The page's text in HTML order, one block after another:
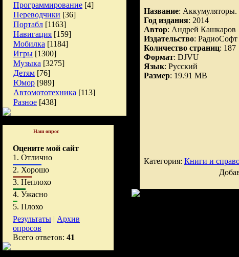
Программирование [4]
Переводчики [36]
Портабл [1163]
Навигация [159]
Мобилка [1184]
Игры [1300]
Музыка [3275]
Детям [76]
Юмор [989]
Автомототехника [113]
Разное [438]
Наш опрос
Оцените мой сайт
1. Отлично
2. Хорошо
3. Неплохо
4. Ужасно
5. Плохо
Результаты | Архив
опросов
Всего ответов: 41
Название:
Год издания: 2014
Автор: Андрей Кашкаров
Издательство: РадиоСофт
Количество страниц: 187
Формат: DJVU
Язык: Русский
Размер: 19.91 MB
Категория: Книги и